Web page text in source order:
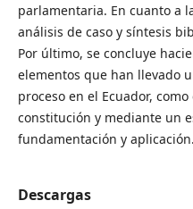
parlamentaria. En cuanto a
análisis de caso y síntesis
Por último, se concluye
elementos que han llevado
proceso en el Ecuador,
constitución y mediante un
fundamentación y aplicación.
Descargas